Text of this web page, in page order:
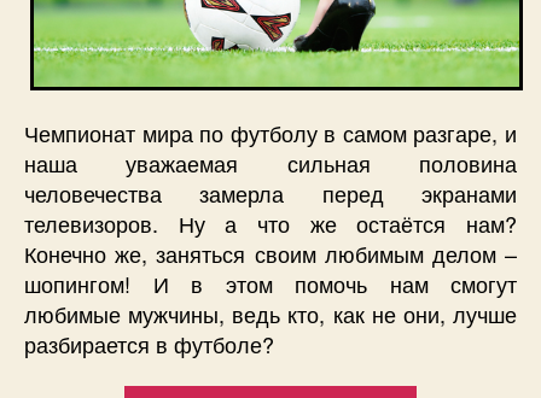
Чемпионат мира по футболу в самом разгаре, и
наша уважаемая сильная половина
человечества замерла перед экранами
телевизоров. Ну а что же остаётся нам?
Конечно же, заняться своим любимым делом –
шопингом! И в этом помочь нам смогут
любимые мужчины, ведь кто, как не они, лучше
разбирается в футболе?